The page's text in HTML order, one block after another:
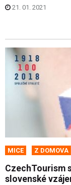
21. 01. 2021
MICE Z DOMOVA
CzechTourism
slovenské